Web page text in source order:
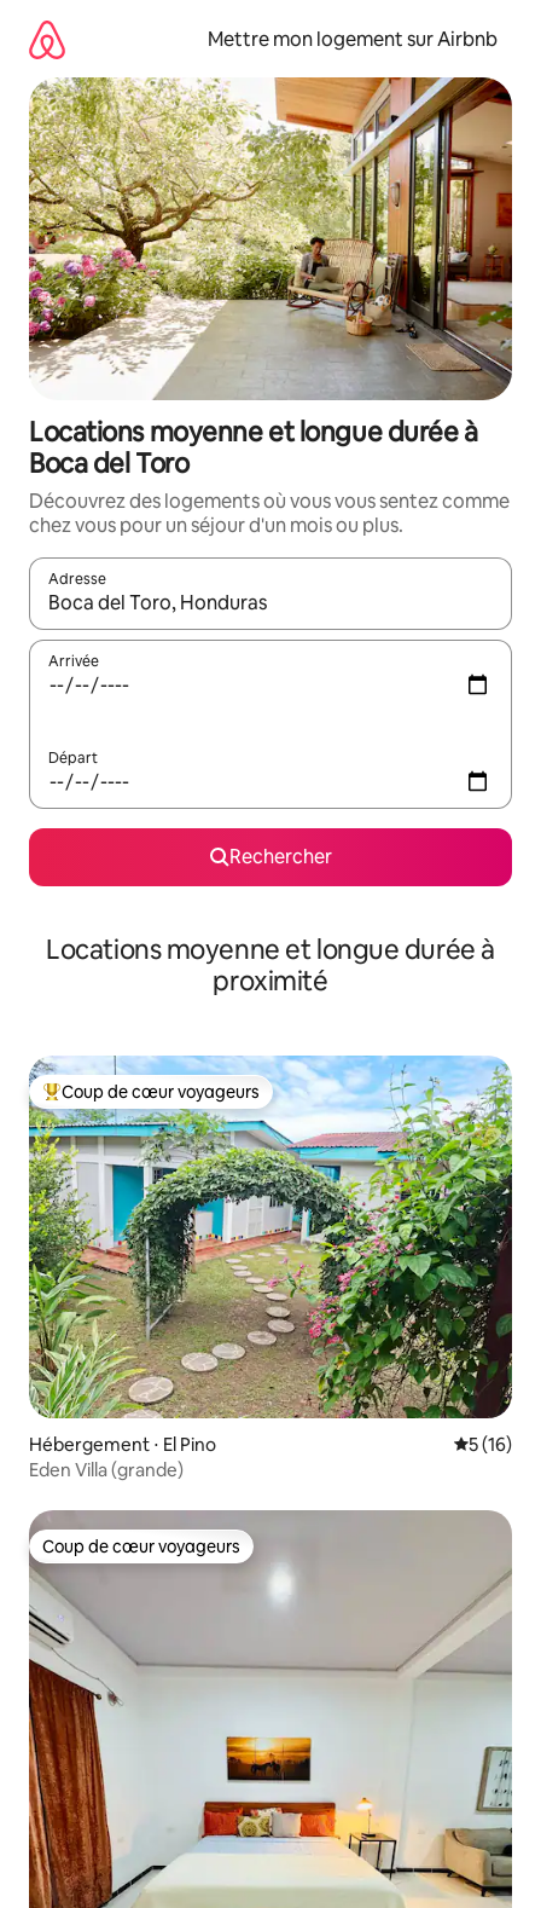
directement
contenu
Mettre mon logement sur Airbnb
Locations moyenne et longue durée à
Boca del Toro
Découvrez des logements où vous vous sentez comme
chez vous pour un séjour d'un mois ou plus.
Adresse
Lorsque les résultats s'affichent, utilisez les flèches vers le
Arrivée
Départ
Rechercher
Locations moyenne et longue durée à
proximité
Coups de cœur voyageurs les plus appréciés
Coup de cœur voyageurs
Hébergement ⋅ El Pino
5 (16)
Eden Villa (grande)
Coup de cœur voyageurs
Coup de cœur voyageurs